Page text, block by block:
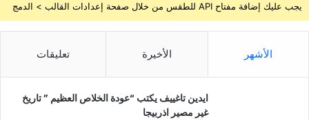
يجب عليك إضافة مفتاح API للطقس من خلال صفحة إعدادات القالب > الدمج
الأشهر الأخيرة تعليقات
ايدين تاغييف يكتب “عودة الخلاص العظيم ” تاريخ
غير مصير اذربيجا